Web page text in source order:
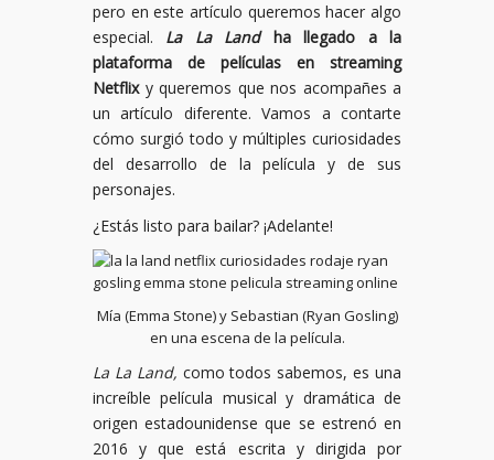
pero en este artículo queremos hacer algo
especial. La La Landha llegado a la
plataforma de películas en streaming
Netflixy queremos que nos acompañes a
un artículo diferente. Vamos a contarte
cómo surgió todo y múltiples curiosidades
del desarrollo de la película y de sus
personajes.
¿Estás listo para bailar? ¡Adelante!
Mía (Emma Stone) y Sebastian (Ryan Gosling)
en una escena de la película.
La La Land, como todos sabemos, es una
increíble película musical y dramática de
origen estadounidense que se estrenó en
2016 y que está escrita y dirigida por